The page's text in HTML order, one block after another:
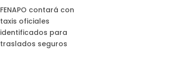
FENAPO contará con
taxis oficiales
identificados para
traslados seguros